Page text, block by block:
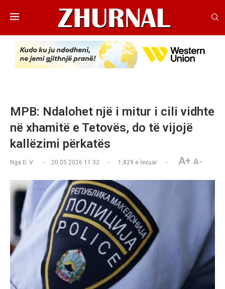
MPB: Ndalohet një i mitur i cili vidhte
në xhamitë e Tetovës, do të vijojë
kallëzimi përkatës
Nga D. V. 20.05.2026 11:32 1,829 e lexuar A+ A-